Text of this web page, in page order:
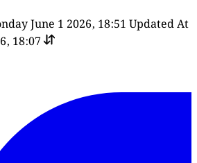
June 1 2026, 18:51 Updated At
18:07